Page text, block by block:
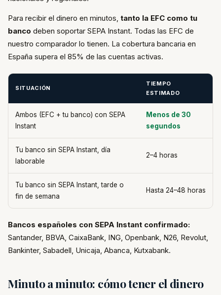
Para recibir el dinero en minutos, tanto la EFC como tu
banco deben soportar SEPA Instant. Todas las EFC de
nuestro comparador lo tienen. La cobertura bancaria en
España supera el 85% de las cuentas activas.
SITUACIÓN
TIEMPO
ESTIMADO
Ambos (EFC + tu banco) con SEPA
Instant
Menos de 30
segundos
Tu banco sin SEPA Instant, día
laborable
2–4 horas
Tu banco sin SEPA Instant, tarde o
fin de semana
Hasta 24–48 horas
Bancos españoles con SEPA Instant confirmado:
Santander, BBVA, CaixaBank, ING, Openbank, N26, Revolut,
Bankinter, Sabadell, Unicaja, Abanca, Kutxabank.
Minuto a minuto: cómo tener el dinero